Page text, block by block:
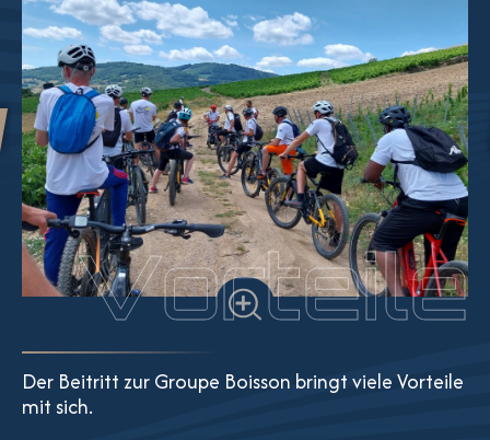
Vorteile
Der Beitritt zur Groupe Boisson bringt viele Vorteile
mit sich.